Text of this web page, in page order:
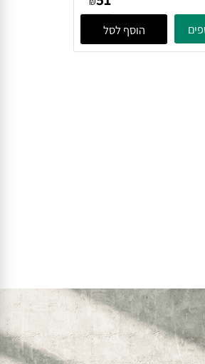
רגל בודדת אחת קוטר 6 סמ גובה
71
FT501